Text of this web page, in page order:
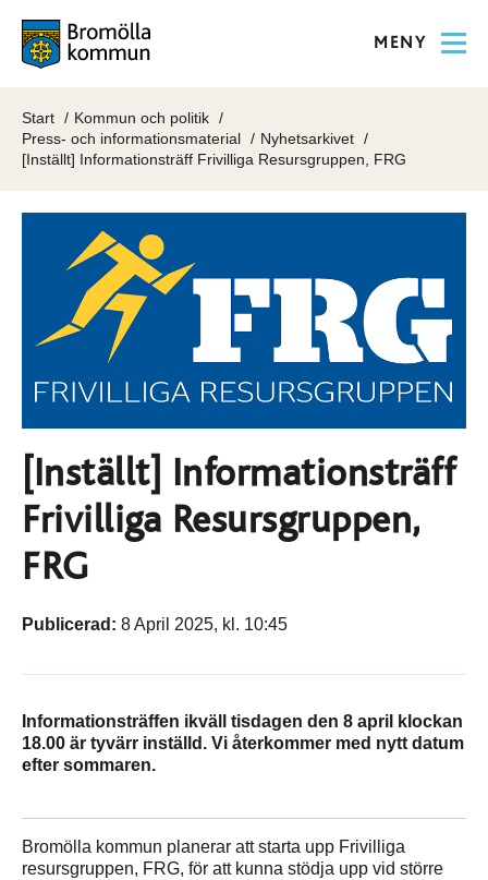
MENY
Start
Kommun och politik
Press- och informationsmaterial
Nyhetsarkivet
[Inställt] Informationsträff Frivilliga Resursgruppen, FRG
[Inställt] Informationsträff
Frivilliga Resursgruppen,
FRG
Publicerad: 8 April 2025, kl. 10:45
Informationsträffen ikväll tisdagen den 8 april klockan
18.00 är tyvärr inställd. Vi återkommer med nytt datum
efter sommaren.
Bromölla kommun planerar att starta upp Frivilliga
resursgruppen, FRG, för att kunna stödja upp vid större